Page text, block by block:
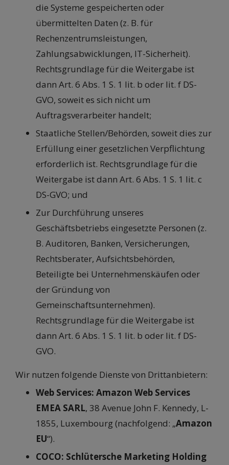
die Systeme gespeicherten oder
übermittelten Daten (z. B. für
Rechenzentrumsleistungen,
Zahlungsabwicklungen, IT-Sicherheit).
Rechtsgrundlage für die Weitergabe ist
dann Art. 6 Abs. 1 S. 1 lit. b oder lit. f DS-
GVO, soweit es sich nicht um
Auftragsverarbeiter handelt;
Staatliche Stellen/Behörden, soweit dies zur
Erfüllung einer gesetzlichen Verpflichtung
erforderlich ist. Rechtsgrundlage für die
Weitergabe ist dann Art. 6 Abs. 1 S. 1 lit. c
DS-GVO; und
Zur Durchführung unseres
Geschäftsbetriebs eingesetzte Personen (z.
B. Auditoren, Banken, Versicherungen,
Rechtsberater, Aufsichtsbehörden,
Beteiligte bei Unternehmenskäufen oder
der Gründung von
Gemeinschaftsunternehmen).
Rechtsgrundlage für die Weitergabe ist
dann Art. 6 Abs. 1 S. 1 lit. b oder lit. f DS-
GVO.
Wir nutzen folgende Dienste von Drittanbietern:
Web Services: Amazon Web Services
EMEA SARL, 38 Avenue John F. Kennedy, L-
1855, Luxembourg (nachfolgend: „Amazon
EU“).
COCO: Schlütersche Marketing Holding